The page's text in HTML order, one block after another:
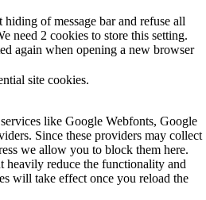
of message bar and refuse all
need 2 cookies to store this setting.
again when opening a new browser
site cookies.
like Google Webfonts, Google
Since these providers may collect
we allow you to block them here.
heavily reduce the functionality and
will take effect once you reload the